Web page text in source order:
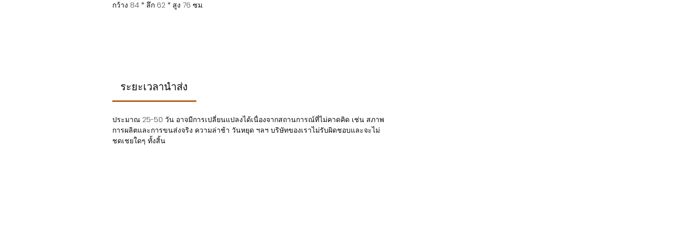
กว้าง 84 * ลึก 62 * สูง 76 ซม.
ระยะเวลานำส่ง
ประมาณ 25-50 วัน อาจมีการเปลี่ยนแปลงได้เนื่องจากสถานการณ์ที่ไม่คาดคิด เช่น สภาพ
การผลิตและการขนส่งจริง ความล่าช้า วันหยุด ฯลฯ บริษัทของเราไม่รับผิดชอบและจะไม่
ชดเชยใดๆ ทั้งสิ้น